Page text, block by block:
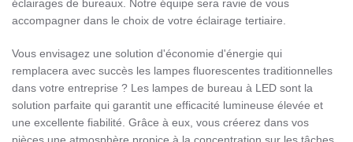
éclairages de bureaux. Notre équipe sera ravie de vous
accompagner dans le choix de votre éclairage tertiaire.
Vous envisagez une solution d'économie d'énergie qui
remplacera avec succès les lampes fluorescentes traditionnelles
dans votre entreprise ? Les lampes de bureau à LED sont la
solution parfaite qui garantit une efficacité lumineuse élevée et
une excellente fiabilité. Grâce à eux, vous créerez dans vos